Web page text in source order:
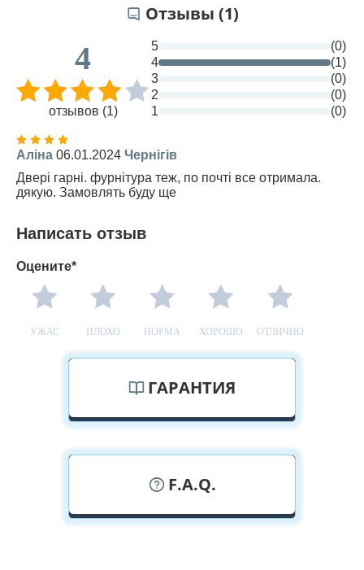
Отзывы (1)
4
отзывов (1)
5
(0)
4
(1)
3
(0)
2
(0)
1
(0)
Аліна 06.01.2024 Чернігів
Двері гарні. фурнітура теж, по почті все отримала.
дякую. Замовлять буду ще
Написать отзыв
Оцените*
УЖАС ПЛОХО НОРМА ХОРОШО ОТЛИЧНО
ГАРАНТИЯ
F.A.Q.